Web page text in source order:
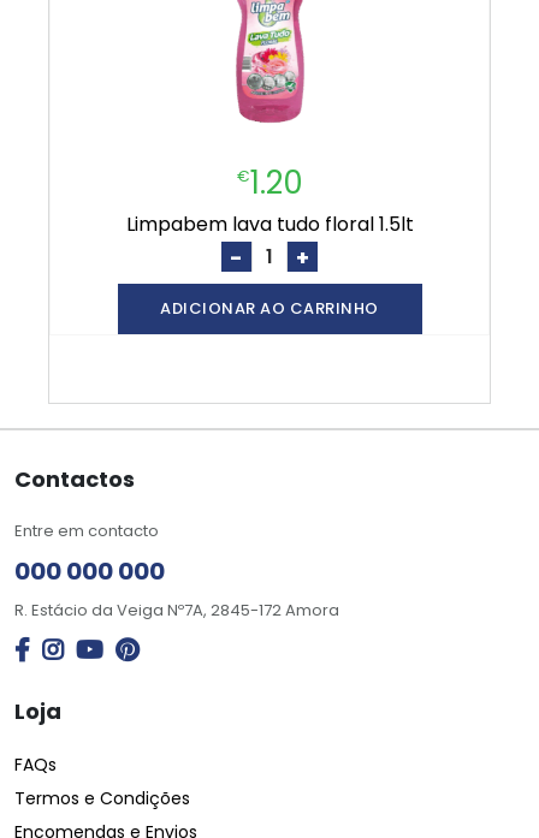
€1.20
limpabem lava tudo floral 1.5lt
- +
ADICIONAR AO CARRINHO
Contactos
Entre em contacto
000 000 000
R. Estácio da Veiga Nº7A, 2845-172 Amora
Loja
FAQs
Termos e Condições
Encomendas e Envios